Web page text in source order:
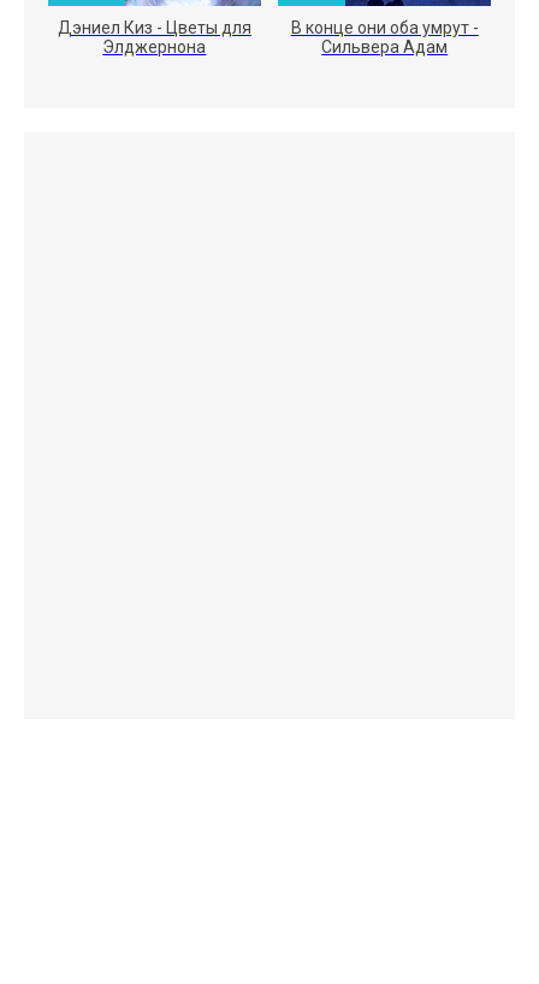
Дэниел Киз - Цветы для
Элджернона
В конце они оба умрут -
Сильвера Адам